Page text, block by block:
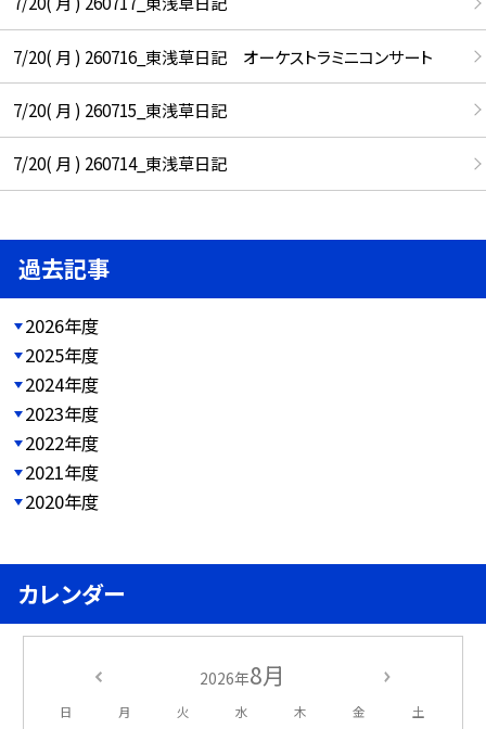
7/20( 月 ) 260716_東浅草日記 オーケストラミニコンサート
7/20( 月 ) 260715_東浅草日記
7/20( 月 ) 260714_東浅草日記
過去記事
2026年度
2025年度
2024年度
2023年度
2022年度
2021年度
2020年度
カレンダー
2026年8月
日 月 火 水 木 金 土